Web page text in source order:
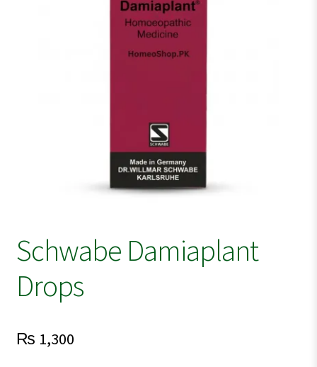
Schwabe Damiaplant
Drops
₨ 1,300